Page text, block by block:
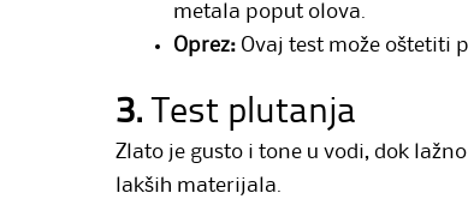
metala poput olova.
Oprez: Ovaj test može oštetiti
3. Test plutanja
Zlato je gusto i tone u vodi, dok
lakših materijala.